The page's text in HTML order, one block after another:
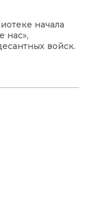
начала
нас»,
войск.